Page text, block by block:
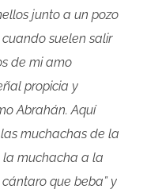
junto a un pozo
suelen salir
de mi amo
propicia y
Abrahán. Aquí
muchachas de la
la muchacha a la
que beba” y